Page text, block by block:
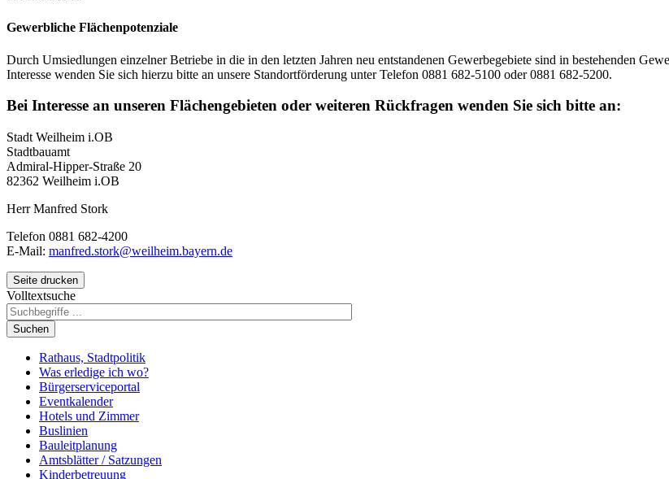
Gewerbliche Flächenpotenziale
Durch Umsiedlungen einzelner Betriebe in die in den letzten Jahren neu entstandenen Gewerbegebiete sind in bestehenden
Interesse wenden Sie sich hierzu bitte an unsere Standortförderung unter Telefon 0881 682-5100 oder 0881 682-5200.
Bei Interesse an unseren Flächengebieten oder weiteren Rückfragen wenden Sie sich bitte an:
Stadt Weilheim i.OB
Stadtbauamt
Admiral-Hipper-Straße 20
82362 Weilheim i.OB
Herr Manfred Stork
Telefon 0881 682-4200
E-Mail: manfred.stork@weilheim.bayern.de
Seite drucken
Volltextsuche
Suchen
Rathaus, Stadtpolitik
Was erledige ich wo?
Bürgerserviceportal
Eventkalender
Hotels und Zimmer
Buslinien
Bauleitplanung
Amtsblätter / Satzungen
Kinderbetreuung